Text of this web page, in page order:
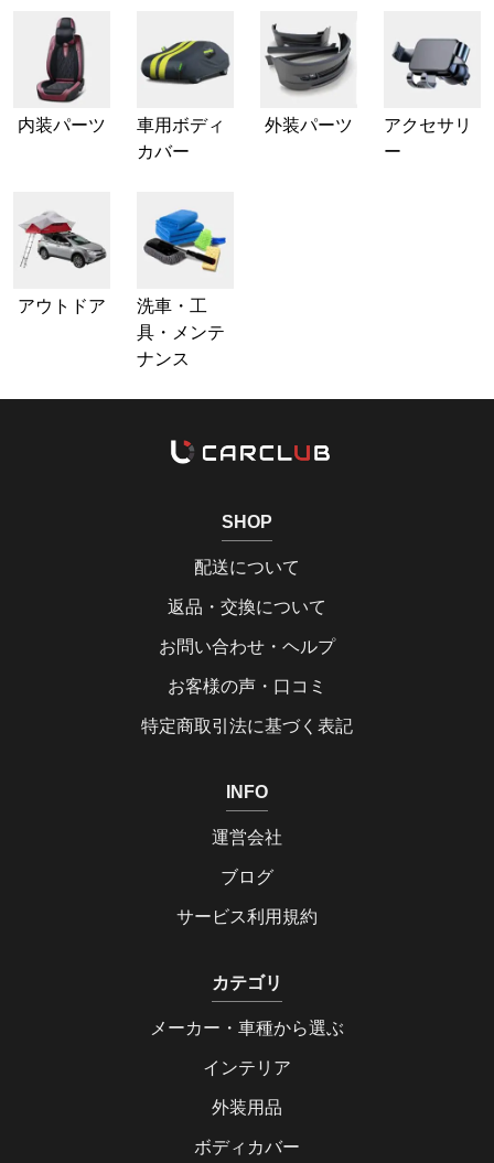
内装パーツ
車用ボディ
カバー
外装パーツ
アクセサリ
ー
アウトドア
洗車・工
具・メンテ
ナンス
SHOP
配送について
返品・交換について
お問い合わせ・ヘルプ
お客様の声・口コミ
特定商取引法に基づく表記
INFO
運営会社
ブログ
サービス利用規約
カテゴリ
メーカー・車種から選ぶ
インテリア
外装用品
ボディカバー